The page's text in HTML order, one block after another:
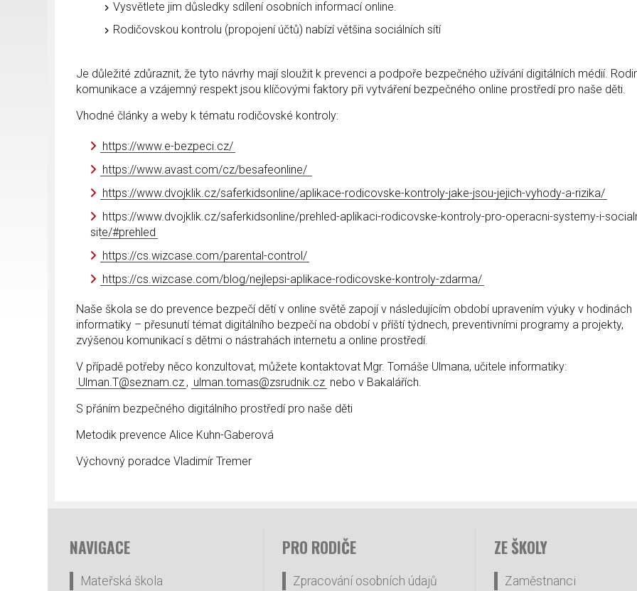
Vysvětlete jim důsledky sdílení osobních informací online.
Rodičovskou kontrolu (propojení účtů) nabízí většina sociálních sítí
Je důležité zdůraznit, že tyto návrhy mají sloužit k prevenci a podpoře bezpečného užívání digitálních médií.
komunikace a vzájemný respekt jsou klíčovými faktory při vytváření bezpečného online prostředí pro naše děti.
Vhodné články a weby k tématu rodičovské kontroly:
https://www.e-bezpeci.cz/
https://www.avast.com/cz/besafeonline/
https://www.dvojklik.cz/saferkidsonline/aplikace-rodicovske-kontroly-jake-jsou-jejich-vyhody-a-rizika/
https://www.dvojklik.cz/saferkidsonline/prehled-aplikaci-rodicovske-kontroly-pro-operacni-systemy-i-
site/#prehled
https://cs.wizcase.com/parental-control/
https://cs.wizcase.com/blog/nejlepsi-aplikace-rodicovske-kontroly-zdarma/
Naše škola se do prevence bezpečí dětí v online světě zapojí v následujícím období upravením výuky v hodinách
informatiky – přesunutí témat digitálního bezpečí na období v příští týdnech, preventivními programy a projekty,
zvýšenou komunikací s dětmi o nástrahách internetu a online prostředí.
V případě potřeby něco konzultovat, můžete kontaktovat Mgr. Tomáše Ulmana, učitele informatiky:
Ulman.T@seznam.cz , ulman.tomas@zsrudnik.cz nebo v Bakalářích.
S přáním bezpečného digitálního prostředí pro naše děti
Metodik prevence Alice Kuhn-Gaberová
Výchovný poradce Vladimír Tremer
NAVIGACE
Mateřská škola
PRO RODIČE
Zpracování osobních údajů
ZE ŠKOLY
Zaměstnanci